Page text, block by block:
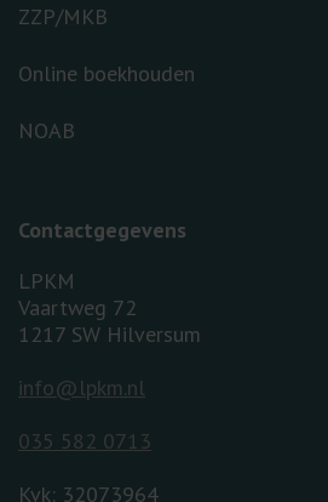
ZZP/MKB
Online boekhouden
NOAB
Contactgegevens
LPKM
Vaartweg 72
1217 SW Hilversum
info@lpkm.nl
035 582 0713
Kvk: 32073964